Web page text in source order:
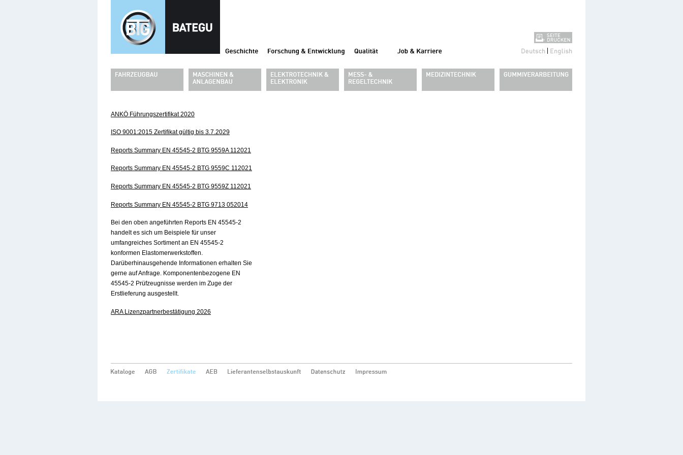
ANKÖ Führungszertifikat 2020
ISO 9001:2015 Zertifikat gültig bis 3.7.2029
Reports Summary EN 45545-2 BTG 9559A 112021
Reports Summary EN 45545-2 BTG 9559C 112021
Reports Summary EN 45545-2 BTG 9559Z 112021
Reports Summary EN 45545-2 BTG 9713 052014
Bei den oben angeführten Reports EN 45545-2
handelt es sich um Beispiele für unser
umfangreiches Sortiment an EN 45545-2
konformen Elastomerwerkstoffen.
Darüberhinausgehende Informationen erhalten Sie
gerne auf Anfrage. Komponentenbezogene EN
45545-2 Prüfzeugnisse werden im Zuge der
Erstlieferung ausgestellt.
ARA Lizenzpartnerbestätigung 2026